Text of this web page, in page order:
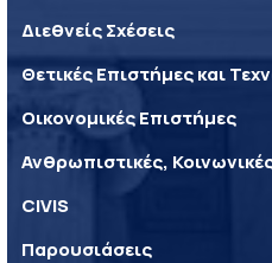
Διεθνείς Σχέσεις
Θετικές Επιστήμες και
Οικονομικές Επιστήμες
Ανθρωπιστικές,
CIVIS
Παρουσιάσεις